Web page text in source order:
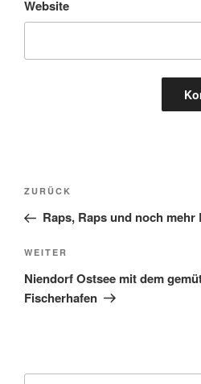
Website
ZURÜCK
Raps, Raps und noch
WEITER
Niendorf Ostsee mit dem
Fischerhafen